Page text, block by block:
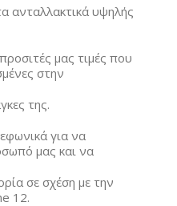
ανταλλακτικά υψηλής
μας τιμές που
στην
της.
για να
μας και να
σε σχέση με την
12.